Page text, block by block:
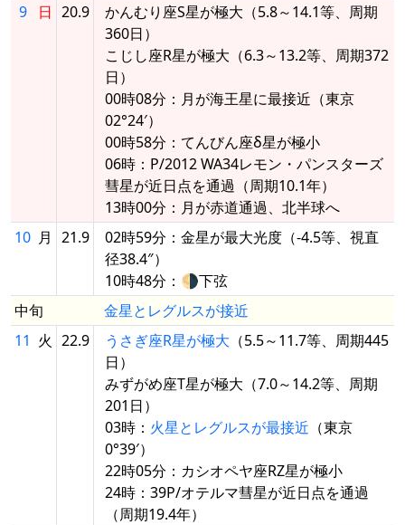
9
日 20.9
かんむり座S星が極大（5.8～14.1等、周期
360日）
こじし座R星が極大（6.3～13.2等、周期372
日）
00時08分：月が海王星に最接近（東京
02°24′）
00時58分：てんびん座δ星が極小
06時：P/2012 WA34レモン・パンスターズ
彗星が近日点を通過（周期10.1年）
13時00分：月が赤道通過、北半球へ
10 月 21.9
02時59分：金星が最大光度（-4.5等、視直
径38.4″）
10時48分：🌗下弦
中旬
金星とレグルスが接近
11 火 22.9 うさぎ座R星が極大 （5.5～11.7等、周期445
日）
みずがめ座T星が極大（7.0～14.2等、周期
201日）
03時： 火星とレグルスが最接近 （東京
0°39′）
22時05分：カシオペヤ座RZ星が極小
24時：39P/オテルマ彗星が近日点を通過
（周期19.4年）